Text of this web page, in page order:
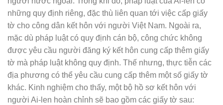
những quy định riêng, đặc thù liên quan tới việc cấp giấy
tờ cho công dân kết hôn với người Việt Nam. Ngoài ra,
mặc dù pháp luật có quy định cán bộ, công chức không
được yêu cầu người đăng ký kết hôn cung cấp thêm giấy
tờ mà pháp luật không quy định. Thế nhưng, thực tiễn các
địa phương có thể yêu cầu cung cấp thêm một số giấy tờ
khác. Kinh nghiệm cho thấy, một bộ hồ sơ kết hôn với
người Ai-len hoàn chỉnh sẽ bao gồm các giấy tờ sau: